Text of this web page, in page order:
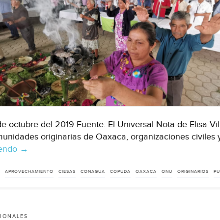
octubre del 2019 Fuente: El Universal Nota de Elisa
originarias de Oaxaca, organizaciones
Avanza
de
→
APROVECHAMIENTO CIESAS CONAGUA COPUDA OAXACA ONU ORIGINARIOS